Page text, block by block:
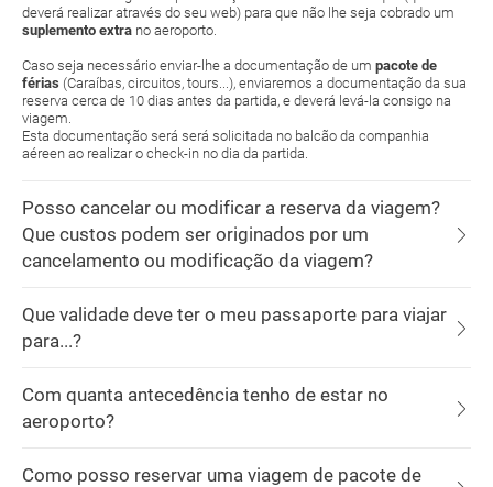
deverá realizar através do seu web) para que não lhe seja cobrado um
suplemento extra no aeroporto.
Caso seja necessário enviar-lhe a documentação de um pacote de
férias (Caraíbas, circuitos, tours...), enviaremos a documentação da sua
reserva cerca de 10 dias antes da partida, e deverá levá-la consigo na
viagem.
Esta documentação será será solicitada no balcão da companhia
aéreen ao realizar o check-in no dia da partida.
Posso cancelar ou modificar a reserva da viagem?
Que custos podem ser originados por um
cancelamento ou modificação da viagem?
Que validade deve ter o meu passaporte para viajar
para...?
Com quanta antecedência tenho de estar no
aeroporto?
Como posso reservar uma viagem de pacote de